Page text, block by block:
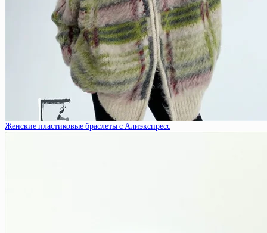
Женские пластиковые браслеты с Алиэкспресс